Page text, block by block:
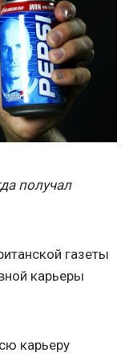
получал
газеты
карьеры
карьеру